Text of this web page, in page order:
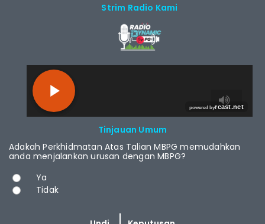
Strim Radio Kami
Tinjauan Umum
Adakah Perkhidmatan Atas Talian MBPG memudahkan
anda menjalankan urusan dengan MBPG?
Pilihan
Ya
Tidak